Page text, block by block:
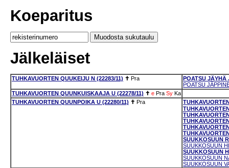
Koeparitus
Jälkeläiset
TUHKAVUORTEN QUUKEIJU N (22283/11) ✝ Pra
POATSU
POATSU
TUHKAVUORTEN QUUNKUISKAAJA U (22278/11) ✝ e Pra Sy Ka
TUHKAVUORTEN QUUNPOIKA U (22280/11) ✝ Pra
SUUKKOSUUN
SUUKKOSUUN
SUUKKOSUUN
SUUKKOSUUN
SUUKKOSUUN